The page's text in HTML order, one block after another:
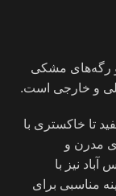
رگه‌های مشکی
و خارجی است.
تا خاکستری با
مدرن و
نیز با
مناسبی برای